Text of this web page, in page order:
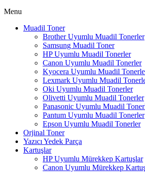
Menu
Muadil Toner
Brother Uyumlu Muadil Tonerler
Samsung Muadil Toner
HP Uyumlu Muadil Tonerler
Canon Uyumlu Muadil Tonerler
Kyocera Uyumlu Muadil
Lexmark Uyumlu Muadil
Oki Uyumlu Muadil Tonerler
Olivetti Uyumlu Muadil Tonerler
Panasonic Uyumlu Muadil
Pantum Uyumlu Muadil Tonerler
Epson Uyumlu Muadil Tonerler
Orjinal Toner
Yazıcı Yedek Parça
Kartuşlar
HP Uyumlu Mürekkep Kartuşlar
Canon Uyumlu Mürekkep